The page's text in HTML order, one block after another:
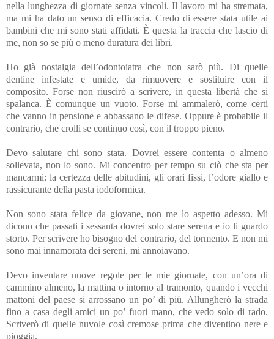
nella lunghezza di giornate senza vincoli. Il lavoro mi ha stremata,
ma mi ha dato un senso di efficacia. Credo di essere stata utile ai
bambini che mi sono stati affidati. È questa la traccia che lascio di
me, non so se più o meno duratura dei libri.
Ho già nostalgia dell’odontoiatra che non sarò più. Di quelle
dentine infestate e umide, da rimuovere e sostituire con il
composito. Forse non riuscirò a scrivere, in questa libertà che si
spalanca. È comunque un vuoto. Forse mi ammalerò, come certi
che vanno in pensione e abbassano le difese. Oppure è probabile il
contrario, che crolli se continuo così, con il troppo pieno.
Devo salutare chi sono stata. Dovrei essere contenta o almeno
sollevata, non lo sono. Mi concentro per tempo su ciò che sta per
mancarmi: la certezza delle abitudini, gli orari fissi, l’odore giallo e
rassicurante della pasta iodoformica.
Non sono stata felice da giovane, non me lo aspetto adesso. Mi
dicono che passati i sessanta dovrei solo stare serena e io li guardo
storto. Per scrivere ho bisogno del contrario, del tormento. E non mi
sono mai innamorata dei sereni, mi annoiavano.
Devo inventare nuove regole per le mie giornate, con un’ora di
cammino almeno, la mattina o intorno al tramonto, quando i vecchi
mattoni del paese si arrossano un po’ di più. Allungherò la strada
fino a casa degli amici un po’ fuori mano, che vedo solo di rado.
Scriverò di quelle nuvole così cremose prima che diventino nere e
pioggia.